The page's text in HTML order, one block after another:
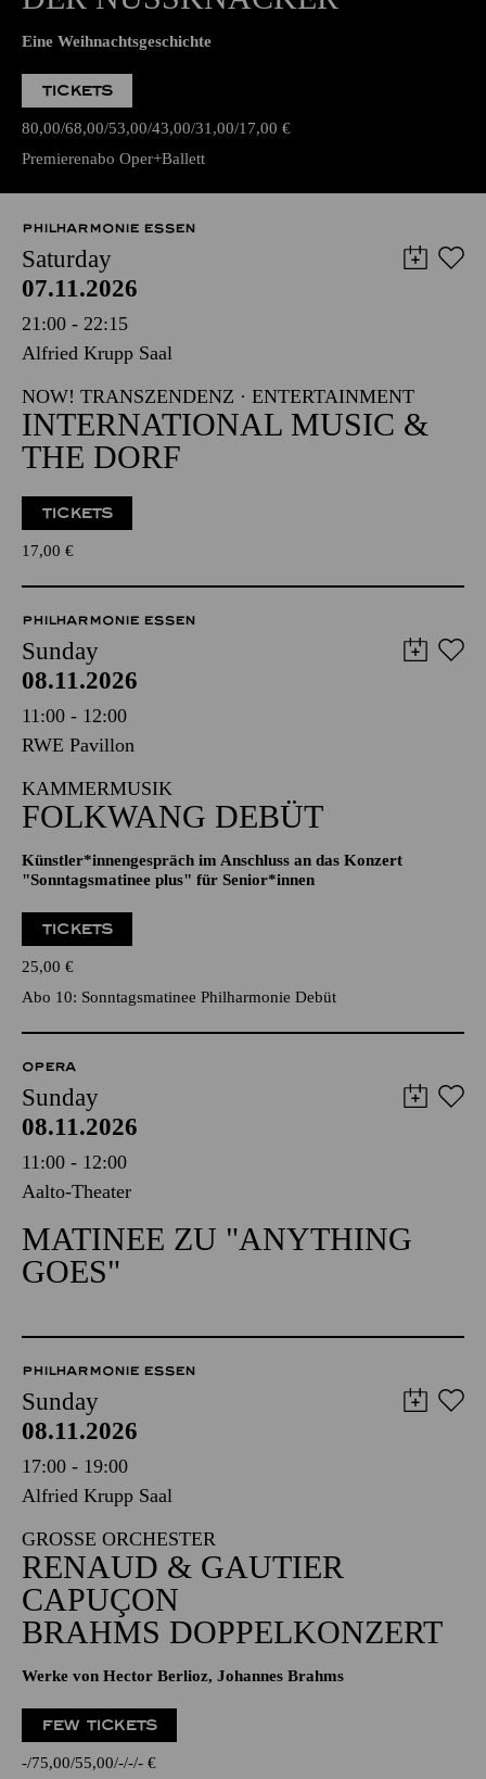
Eine Weihnachtsgeschichte
TICKETS
80,00 68,00 53,00 43,00 31,00 17,00 €
Premierenabo Oper+Ballett
PHILHARMONIE ESSEN
Saturday
07.11.2026
21:00 - 22:15
Alfried Krupp Saal
NOW! TRANSZENDENZ · ENTERTAINMENT
INTERNATIONAL MUSIC &
THE DORF
TICKETS
17,00 €
PHILHARMONIE ESSEN
Sunday
08.11.2026
11:00 - 12:00
RWE Pavillon
KAMMERMUSIK
FOLKWANG DEBÜT
Künstler*innengespräch im Anschluss an das Konzert
"Sonntagsmatinee plus" für Senior*innen
TICKETS
25,00 €
Abo 10: Sonntagsmatinee Philharmonie Debüt
OPERA
Sunday
08.11.2026
11:00 - 12:00
Aalto-Theater
MATINEE ZU "ANYTHING
GOES"
PHILHARMONIE ESSEN
Sunday
08.11.2026
17:00 - 19:00
Alfried Krupp Saal
GROSSE ORCHESTER
RENAUD & GAUTIER
CAPUÇON
BRAHMS DOPPELKONZERT
Werke von Hector Berlioz, Johannes Brahms
FEW TICKETS
- 75,00 55,00 - - - €